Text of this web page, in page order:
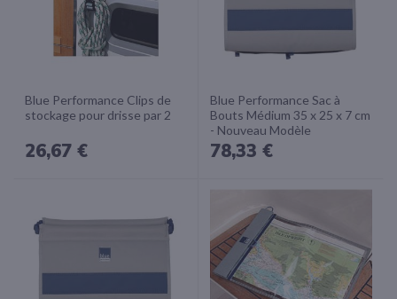
Blue Performance Clips de
stockage pour drisse par 2
26,67 €
Blue Performance Sac à
Bouts Médium 35 x 25 x 7 cm
- Nouveau Modèle
78,33 €